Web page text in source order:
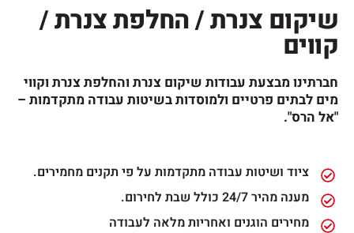
שיקום צנרת / החלפת צנרת /
קווים
חברתינו מבצעת עבודות שיקום צנרת והחלפת צנרת וקווי
מים לבתים פרטיים ולמוסדות בשיטות עבודה מתקדמות –
"אל הרס".
ציוד ושיטות עבודה מתקדמות על פי תקנים מחמירים.
מענה מהיר 24/7 כולל שבת לחירום.
מחירים הוגנים ואחריות מלאה לעבודה